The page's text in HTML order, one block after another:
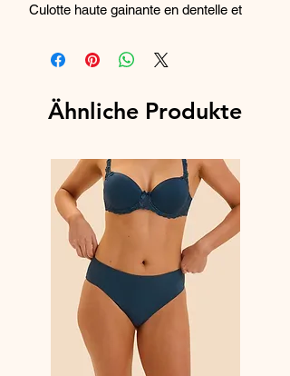
Culotte haute gainante en dentelle et
- Canalise le ventre.
- Dos en dentelle sans coutures sur le
invisible.
une meilleure tenue.
- Fond doublé 100% coton.
- Matières certifiées Oeko-Tex®.
Matière :
71% polyamide
26% elasthanne
3% coton
Référence : 19Y774.739
Ähnliche Produkte